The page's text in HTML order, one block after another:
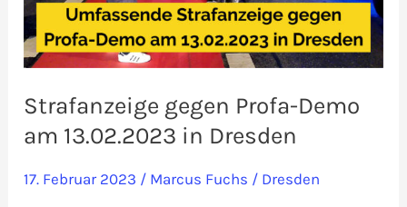
16.09.2023
Strafanzeige gegen Profa-Demo
am 13.02.2023 in Dresden
17. Februar 2023 / Marcus Fuchs / Dresden